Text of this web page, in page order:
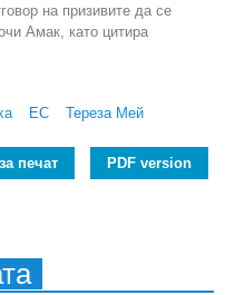
на призивите да се
Амак, като цитира
ЕС Тереза Мей
печат PDF version